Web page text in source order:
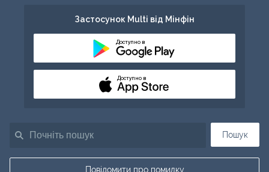
Пошук
Повідомити про помилку
Застосунок Multi від Мінфін
Доступно в
Доступно в